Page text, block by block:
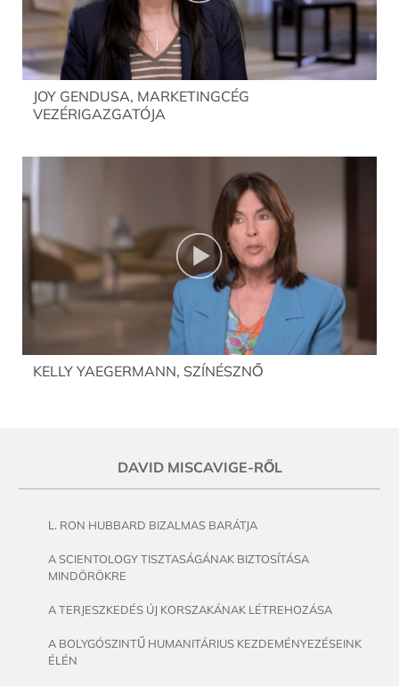
JOY GENDUSA, MARKETINGCÉG
VEZÉRIGAZGATÓJA
KELLY YAEGERMANN, SZÍNÉSZNŐ
DAVID MISCAVIGE-RŐL
L. RON HUBBARD BIZALMAS BARÁTJA
A SCIENTOLOGY TISZTASÁGÁNAK BIZTOSÍTÁSA
MINDÖRÖKRE
A TERJESZKEDÉS ÚJ KORSZAKÁNAK LÉTREHOZÁSA
A BOLYGÓSZINTŰ HUMANITÁRIUS KEZDEMÉNYEZÉSEINK
ÉLÉN